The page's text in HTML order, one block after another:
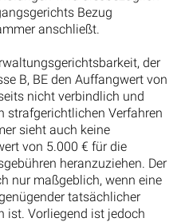
Bezug
anschließt.
der
B, BE den Auffangwert von
nicht verbindlich und
strafgerichtlichen Verfahren
sieht auch keine
von 5.000 € für die
heranzuziehen. Der
nur maßgeblich, wenn eine
tatsächlicher
ist. Vorliegend ist jedoch